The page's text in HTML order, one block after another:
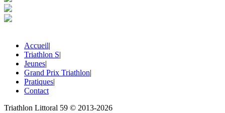
Accueil|
Triathlon S|
Jeunes|
Grand Prix Triathlon|
Pratiques|
Contact
Triathlon Littoral 59 © 2013-2026